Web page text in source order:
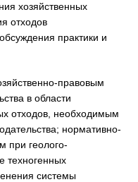
хозяйственных
отходов
практики и
правовым
в области
отходов, необходимым
нормативно-
при геолого-
техногенных
системы